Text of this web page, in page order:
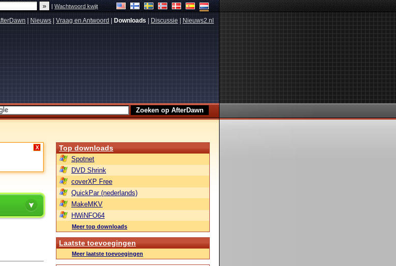
|Wachtwoord kwijt
Nieuws Vraag en Antwoord Downloads Discussie Nieuws2.nl
X Top downloads
Spotnet
DVD Shrink
coverXP Free
QuickPar (nederlands)
MakeMKV
HWiNFO64
Meer top downloads
Laatste toevoegingen
Meer laatste toevoegingen